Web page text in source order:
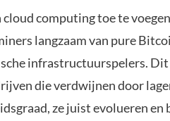
cloud computing toe te
langzaam van pure
infrastructuurspelers. Dit
die verdwijnen door
ze juist evolueren en